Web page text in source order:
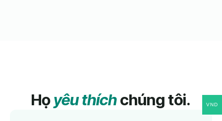
Họyêu thíchchúng tôi. VND